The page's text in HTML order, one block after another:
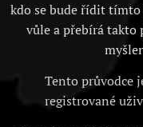
kdo se bude řídit
vůle a přebírá takto
Tento průvodce
registrované